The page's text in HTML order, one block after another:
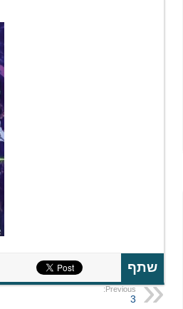
שתף
Previous:
3